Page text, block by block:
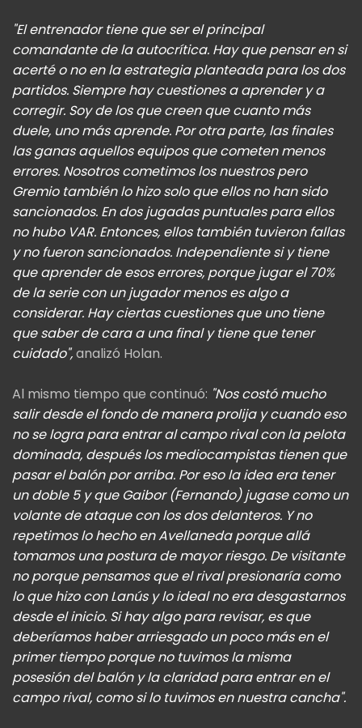
"El entrenador tiene que ser el principal
comandante de la autocrítica. Hay que pensar en si
acerté o no en la estrategia planteada para los dos
partidos. Siempre hay cuestiones a aprender y a
corregir. Soy de los que creen que cuanto más
duele, uno más aprende. Por otra parte, las finales
las ganas aquellos equipos que cometen menos
errores. Nosotros cometimos los nuestros pero
Gremio también lo hizo solo que ellos no han sido
sancionados. En dos jugadas puntuales para ellos
no hubo VAR. Entonces, ellos también tuvieron fallas
y no fueron sancionados. Independiente si y tiene
que aprender de esos errores, porque jugar el 70%
de la serie con un jugador menos es algo a
considerar. Hay ciertas cuestiones que uno tiene
que saber de cara a una final y tiene que tener
cuidado",analizó Holan.
Al mismo tiempo que continuó: "Nos costó mucho
salir desde el fondo de manera prolija y cuando eso
no se logra para entrar al campo rival con la pelota
dominada, después los mediocampistas tienen que
pasar el balón por arriba. Por eso la idea era tener
un doble 5 y que Gaibor (Fernando) jugase como un
volante de ataque con los dos delanteros. Y no
repetimos lo hecho en Avellaneda porque allá
tomamos una postura de mayor riesgo. De visitante
no porque pensamos que el rival presionaría como
lo que hizo con Lanús y lo ideal no era desgastarnos
desde el inicio. Si hay algo para revisar, es que
deberíamos haber arriesgado un poco más en el
primer tiempo porque no tuvimos la misma
posesión del balón y la claridad para entrar en el
campo rival, como si lo tuvimos en nuestra cancha".